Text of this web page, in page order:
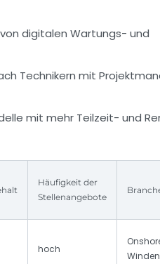
digitalen Wartungs- und
Technikern mit
mit mehr Teilzeit- und
Häufigkeit der
Stellenangebote
hoch